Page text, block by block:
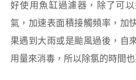
好使用魚缸過濾器，除了可
氣，加速表面積接觸頻率，加
果遇到大雨或是颱風過後，自
用量來消毒，所以除氯的時間也